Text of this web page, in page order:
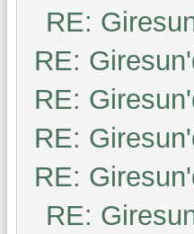
RE:
RE:
RE:
RE:
RE:
RE: